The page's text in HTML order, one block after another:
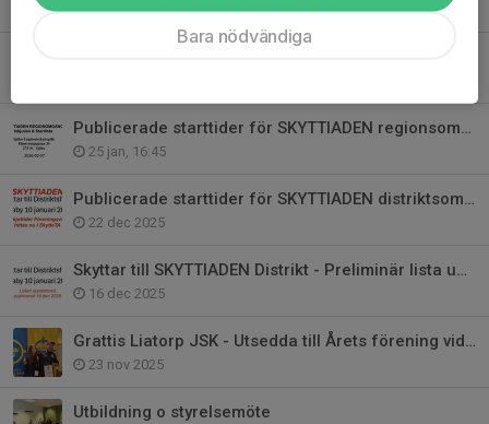
20 mar, 12:45
Publicerade starttider för SKYTTIADEN regionsomg i Sjöbo 7 februari.
25 jan, 16:45
Publicerade starttider för SKYTTIADEN distriktsomg hittas nu i SkytteTA
22 dec 2025
Skyttar till SKYTTIADEN Distrikt - Preliminär lista uppd 16 dec.
16 dec 2025
Grattis Liatorp JSK - Utsedda till Årets förening vid Skytteforum 2025
23 nov 2025
Utbildning o styrelsemöte
Bara nödvändiga